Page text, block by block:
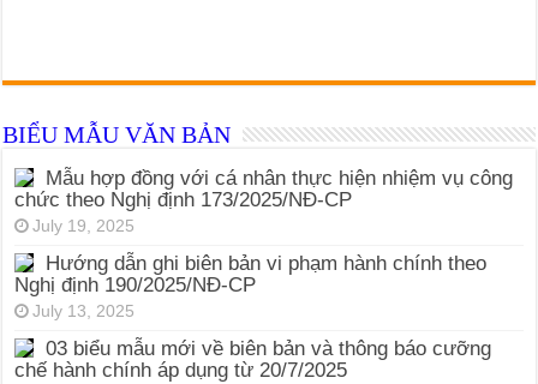
BIỂU MẪU VĂN BẢN
Mẫu hợp đồng với cá nhân thực hiện nhiệm vụ công
chức theo Nghị định 173/2025/NĐ-CP
July 19, 2025
Hướng dẫn ghi biên bản vi phạm hành chính theo
Nghị định 190/2025/NĐ-CP
July 13, 2025
03 biểu mẫu mới về biên bản và thông báo cưỡng
chế hành chính áp dụng từ 20/7/2025